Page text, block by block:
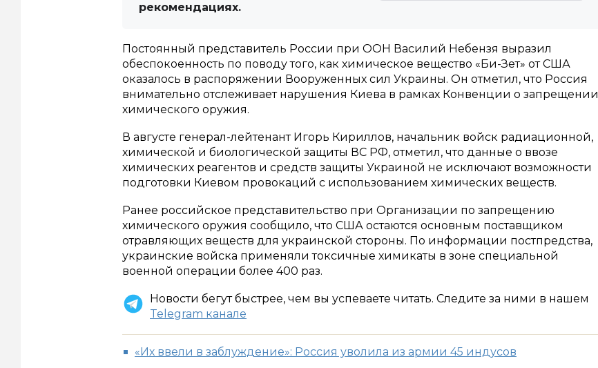
рекомендациях.
Постоянный представитель России при ООН Василий Небензя выразил
обеспокоенность по поводу того, как химическое вещество «Би-Зет» от США
оказалось в распоряжении Вооруженных сил Украины. Он отметил, что Россия
внимательно отслеживает нарушения Киева в рамках Конвенции о запрещении
химического оружия.
В августе генерал-лейтенант Игорь Кириллов, начальник войск радиационной,
химической и биологической защиты ВС РФ, отметил, что данные о ввозе
химических реагентов и средств защиты Украиной не исключают возможности
подготовки Киевом провокаций с использованием химических веществ.
Ранее российское представительство при Организации по запрещению
химического оружия сообщило, что США остаются основным поставщиком
отравляющих веществ для украинской стороны. По информации постпредства,
украинские войска применяли токсичные химикаты в зоне специальной
военной операции более 400 раз.
Новости бегут быстрее, чем вы успеваете читать. Следите за ними в нашем
Telegram канале
«Их ввели в заблуждение»: Россия уволила из армии 45 индусов